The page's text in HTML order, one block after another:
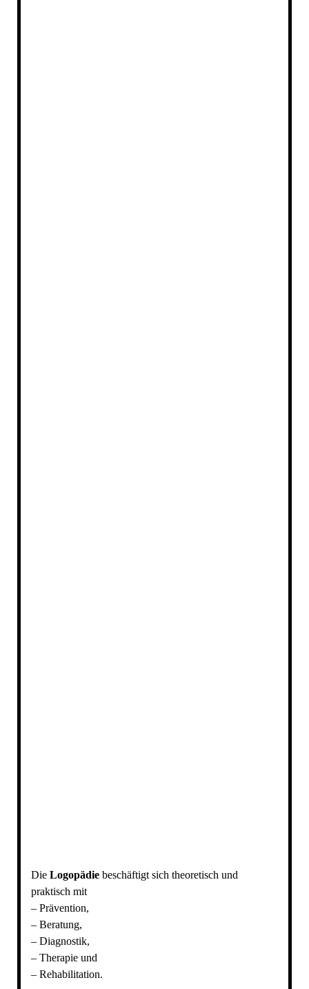
Die Logopädiebeschäftigt sich theoretisch und
praktisch mit
– Prävention,
– Beratung,
– Diagnostik,
– Therapie und
– Rehabilitation.